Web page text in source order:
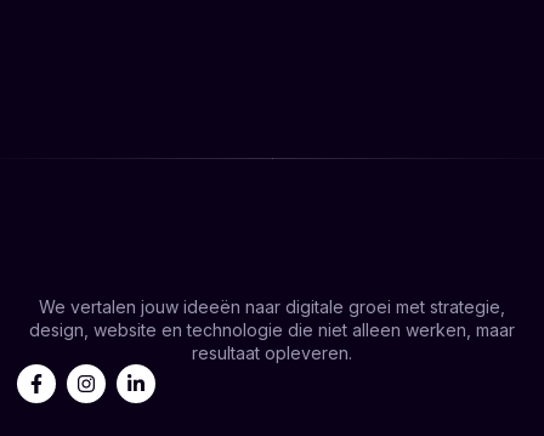
We vertalen jouw ideeën naar digitale groei met strategie,
design, website en technologie die niet alleen werken, maar
resultaat opleveren.